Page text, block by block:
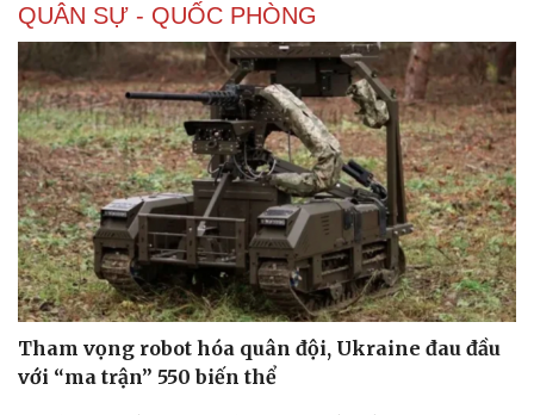
QUÂN SỰ - QUỐC PHÒNG
Tham vọng robot hóa quân đội, Ukraine đau đầu
với “ma trận” 550 biến thể